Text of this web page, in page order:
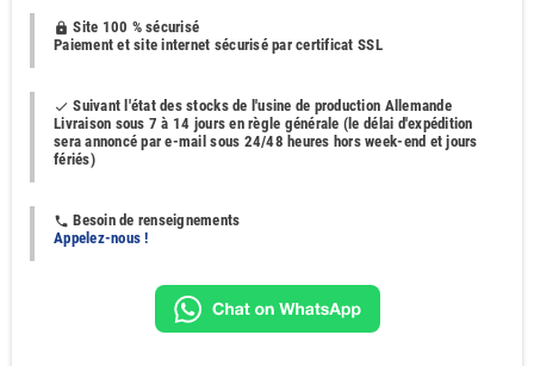
https Site 100 % sécurisé
Paiement et site internet sécurisé par certificat SSL
done Suivant l'état des stocks de l'usine de production Allemande
Livraison sous 7 à 14 jours en règle générale (le délai d'expédition
sera annoncé par e-mail sous 24/48 heures hors week-end et jours
fériés)
phone Besoin de renseignements
Appelez-nous !